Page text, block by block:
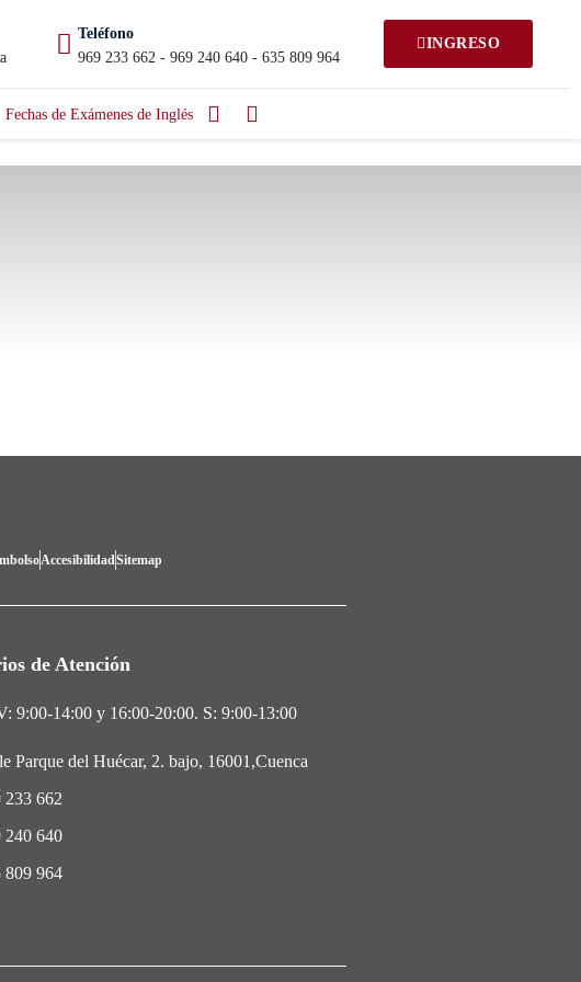
Teléfono
969 233 662 - 969 240 640 - 635 809 964
INGRESO
Fechas de Exámenes de Inglés
AccesibilidadSitemap
de Atención
9:00-14:00 y 16:00-20:00. S: 9:00-13:00
Parque del Huécar, 2. bajo, 16001,Cuenca
233 662
240 640
809 964